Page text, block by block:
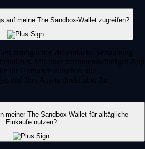
auf meine The Sandbox-Wallet zugreifen?
ermöglichen die einfache Verwaltung
aus. Mit einer vertrauenswürdigen App
Ihr Guthaben einsehen, die
und Ihre Assets direkt über Ihr
meiner The Sandbox-Wallet für alltägliche
Einkäufe nutzen?